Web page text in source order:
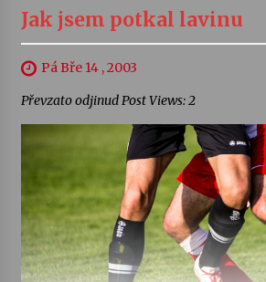
Jak jsem potkal lavinu
Pá Bře 14 , 2003
Převzato odjinud Post Views: 2